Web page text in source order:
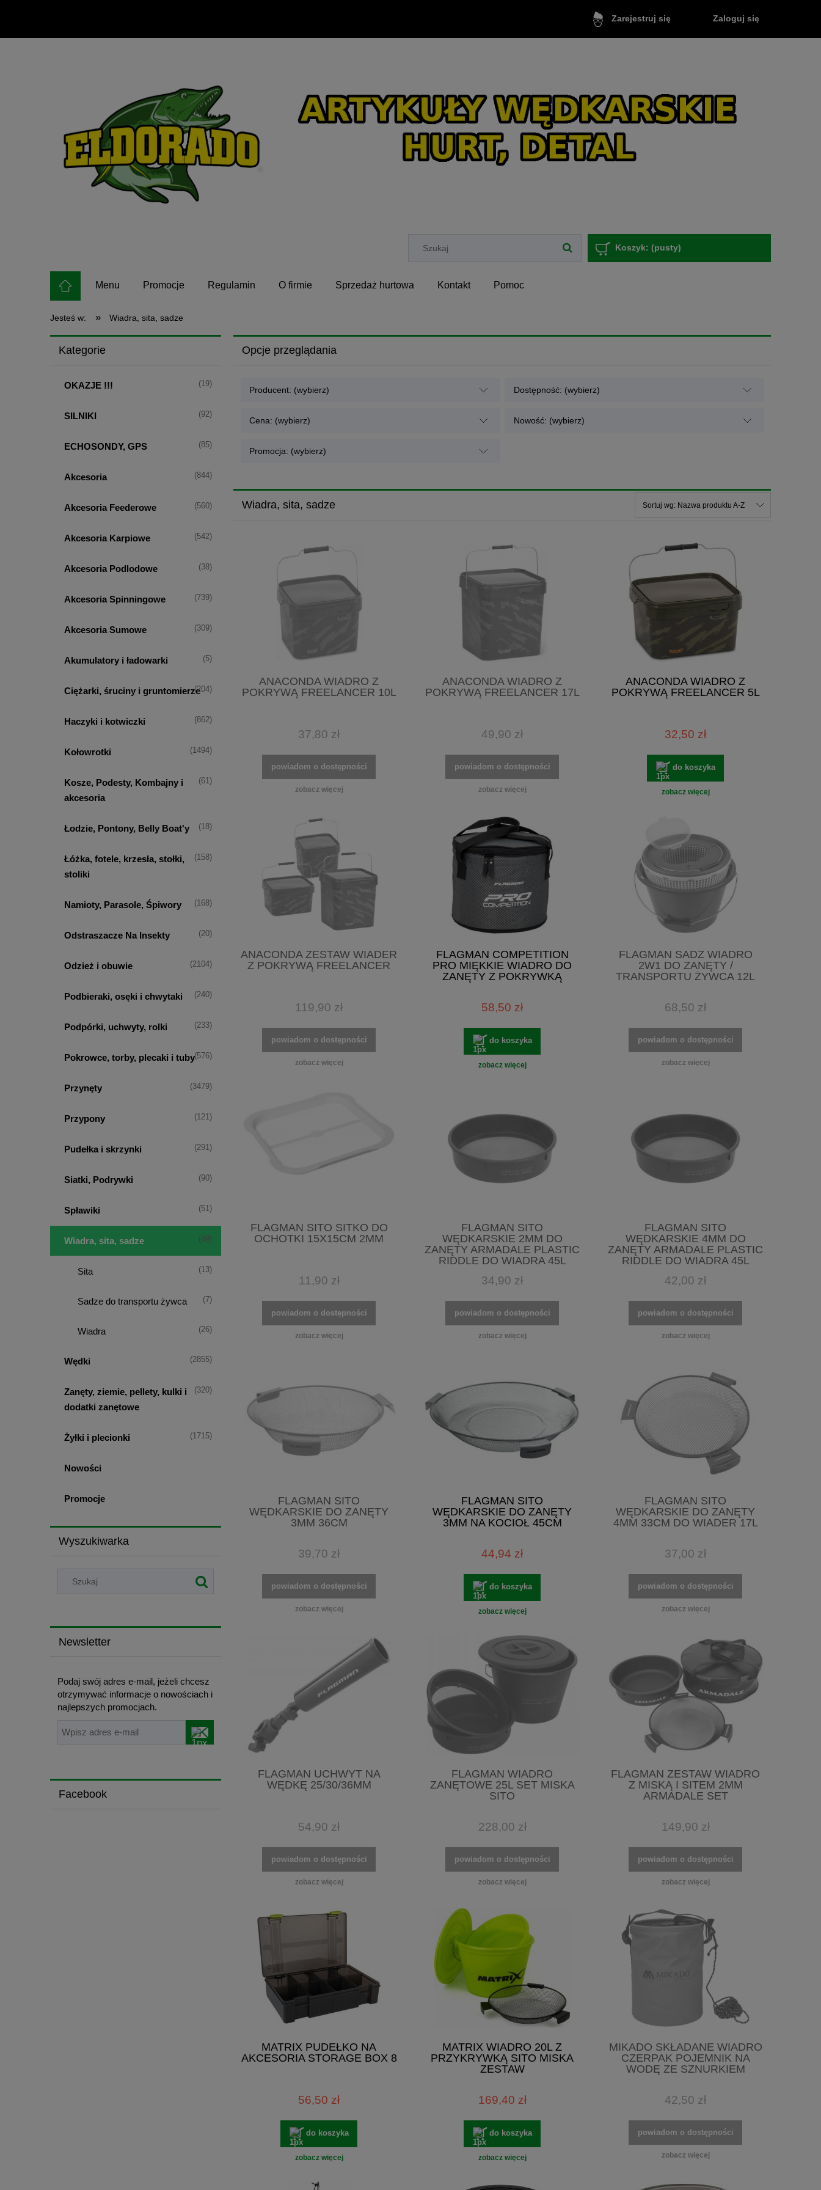
Zarejestruj się Zaloguj się
Koszyk: (pusty)
Menu Promocje Regulamin O firmie Sprzedaż hurtowa Kontakt Pomoc
Jesteś w: » Wiadra, sita, sadze
Kategorie
OKAZJE !!! (19)
SILNIKI (92)
ECHOSONDY, GPS (85)
Akcesoria (844)
Akcesoria Feederowe (560)
Akcesoria Karpiowe (542)
Akcesoria Podlodowe (38)
Akcesoria Spinningowe (739)
Akcesoria Sumowe (309)
Akumulatory i ładowarki (5)
Ciężarki, śruciny i gruntomierze(204)
Haczyki i kotwiczki (862)
Kołowrotki (1494)
Kosze, Podesty, Kombajny i
akcesoria
(61)
Łodzie, Pontony, Belly Boat'y (18)
Łóżka, fotele, krzesła, stołki,
stoliki
(158)
Namioty, Parasole, Śpiwory (168)
Odstraszacze Na Insekty (20)
Odzież i obuwie (2104)
Podbieraki, osęki i chwytaki (240)
Podpórki, uchwyty, rolki (233)
Pokrowce, torby, plecaki i tuby(576)
Przynęty (3479)
Przypony (121)
Pudełka i skrzynki (291)
Siatki, Podrywki (90)
Spławiki (51)
Wiadra, sita, sadze (49)
Sita (13)
Sadze do transportu żywca (7)
Wiadra (26)
Wędki (2855)
Zanęty, ziemie, pellety, kulki i
dodatki zanętowe
(320)
Żyłki i plecionki (1715)
Nowości
Promocje
Wyszukiwarka
Newsletter
Podaj swój adres e-mail, jeżeli chcesz
otrzymywać informacje o nowościach i
najlepszych promocjach.
Facebook
Opcje przeglądania
Producent: (wybierz) Dostępność: (wybierz)
Cena: (wybierz) Nowość: (wybierz)
Promocja: (wybierz)
Wiadra, sita, sadze Sortuj wg: Nazwa produktu A-Z
ANACONDA WIADRO Z
POKRYWĄ FREELANCER 10L
37,80 zł
powiadom o dostępności
zobacz więcej
ANACONDA WIADRO Z
POKRYWĄ FREELANCER 17L
49,90 zł
powiadom o dostępności
zobacz więcej
ANACONDA WIADRO Z
POKRYWĄ FREELANCER 5L
32,50 zł
do koszyka
zobacz więcej
ANACONDA ZESTAW WIADER
Z POKRYWĄ FREELANCER
119,90 zł
powiadom o dostępności
zobacz więcej
FLAGMAN COMPETITION
PRO MIĘKKIE WIADRO DO
ZANĘTY Z POKRYWKĄ
58,50 zł
do koszyka
zobacz więcej
FLAGMAN SADZ WIADRO
2W1 DO ZANĘTY /
TRANSPORTU ŻYWCA 12L
68,50 zł
powiadom o dostępności
zobacz więcej
FLAGMAN SITO SITKO DO
OCHOTKI 15X15CM 2MM
11,90 zł
powiadom o dostępności
zobacz więcej
FLAGMAN SITO
WĘDKARSKIE 2MM DO
ZANĘTY ARMADALE PLASTIC
RIDDLE DO WIADRA 45L
34,90 zł
powiadom o dostępności
zobacz więcej
FLAGMAN SITO
WĘDKARSKIE 4MM DO
ZANĘTY ARMADALE PLASTIC
RIDDLE DO WIADRA 45L
42,00 zł
powiadom o dostępności
zobacz więcej
FLAGMAN SITO
WĘDKARSKIE DO ZANĘTY
3MM 36CM
39,70 zł
powiadom o dostępności
zobacz więcej
FLAGMAN SITO
WĘDKARSKIE DO ZANĘTY
3MM NA KOCIOŁ 45CM
44,94 zł
do koszyka
zobacz więcej
FLAGMAN SITO
WĘDKARSKIE DO ZANĘTY
4MM 33CM DO WIADER 17L
37,00 zł
powiadom o dostępności
zobacz więcej
FLAGMAN UCHWYT NA
WĘDKĘ 25/30/36MM
54,90 zł
powiadom o dostępności
zobacz więcej
FLAGMAN WIADRO
ZANĘTOWE 25L SET MISKA
SITO
228,00 zł
powiadom o dostępności
zobacz więcej
FLAGMAN ZESTAW WIADRO
Z MISKĄ I SITEM 2MM
ARMADALE SET
149,90 zł
powiadom o dostępności
zobacz więcej
MATRIX PUDEŁKO NA
AKCESORIA STORAGE BOX 8
56,50 zł
do koszyka
zobacz więcej
MATRIX WIADRO 20L Z
PRZYKRYWKĄ SITO MISKA
ZESTAW
169,40 zł
do koszyka
zobacz więcej
MIKADO SKŁADANE WIADRO
CZERPAK POJEMNIK NA
WODĘ ZE SZNURKIEM
42,50 zł
powiadom o dostępności
zobacz więcej